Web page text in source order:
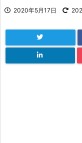
2020年5月17日